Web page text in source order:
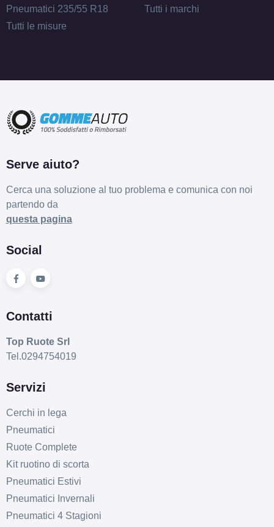
Pneumatici 235/55 R18
Tutti le misure
Tutti i marchi
Serve aiuto?
Cerca una soluzione al tuo problema e comunica con noi
partendo da
questa pagina
Social
Contatti
Top Ruote Srl
Tel.0294754019
Servizi
Cerchi in lega
Pneumatici
Ruote Complete
Kit ruotino di scorta
Pneumatici Estivi
Pneumatici Invernali
Pneumatici 4 Stagioni